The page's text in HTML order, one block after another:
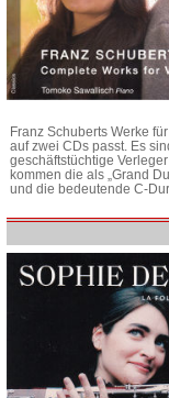
Franz Schuberts Werke
auf zwei CDs passt. Es
geschäftstüchtige
kommen die als „Grand
und die bedeutende C-